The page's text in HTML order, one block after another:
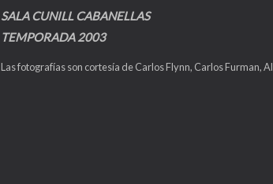
SALA CUNILL CABANELLAS
TEMPORADA 2003
Las fotografías son cortesía de Carlos Flynn, Carlos Furman,